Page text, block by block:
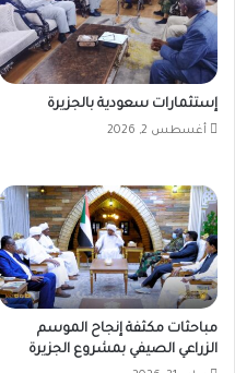
إستثمارات سعودية بالجزيرة
أغسطس 2, 2026
مباحثات مكثفة إنجاح الموسم
الزراعي الصيفي بمشروع الجزيرة